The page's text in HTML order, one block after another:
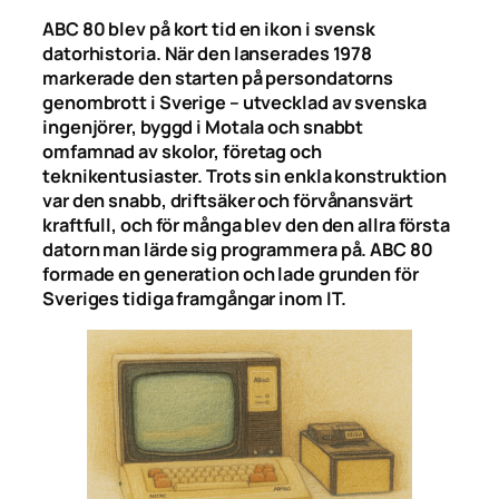
ABC 80 blev på kort tid en ikon i svensk
datorhistoria. När den lanserades 1978
markerade den starten på persondatorns
genombrott i Sverige – utvecklad av svenska
ingenjörer, byggd i Motala och snabbt
omfamnad av skolor, företag och
teknikentusiaster. Trots sin enkla konstruktion
var den snabb, driftsäker och förvånansvärt
kraftfull, och för många blev den den allra första
datorn man lärde sig programmera på. ABC 80
formade en generation och lade grunden för
Sveriges tidiga framgångar inom IT.